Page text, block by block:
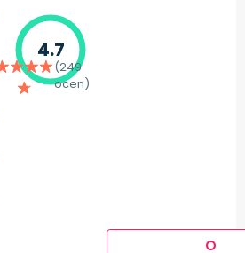
4.7
(249
ocen)
O